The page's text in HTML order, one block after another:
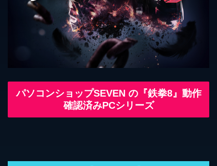
パソコンショップSEVEN の『鉄拳8』動作
確認済みPCシリーズ